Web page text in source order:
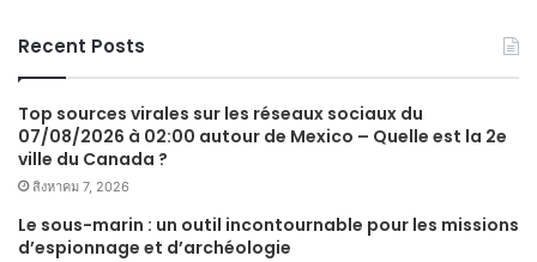
Recent Posts
Top sources virales sur les réseaux sociaux du
07/08/2026 à 02:00 autour de Mexico – Quelle est la 2e
ville du Canada ?
สิงหาคม 7, 2026
Le sous-marin : un outil incontournable pour les missions
d’espionnage et d’archéologie